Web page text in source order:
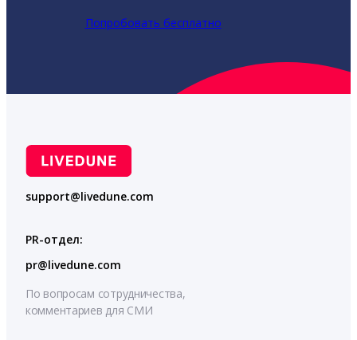
Попробовать бесплатно
support@livedune.com
PR-отдел:
pr@livedune.com
По вопросам сотрудничества,
комментариев для СМИ